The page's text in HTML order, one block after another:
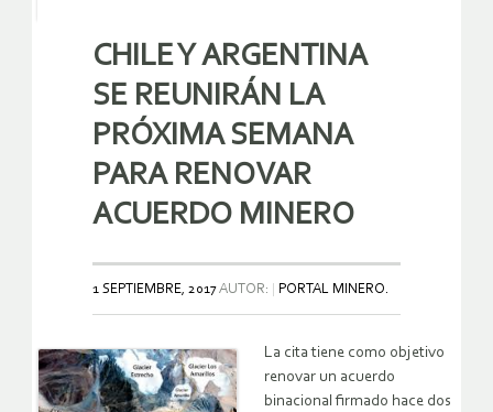
CHILE Y ARGENTINA
SE REUNIRÁN LA
PRÓXIMA SEMANA
PARA RENOVAR
ACUERDO MINERO
1 SEPTIEMBRE, 2017AUTOR: PORTAL MINERO.
La cita tiene como objetivo
renovar un acuerdo
binacional firmado hace dos